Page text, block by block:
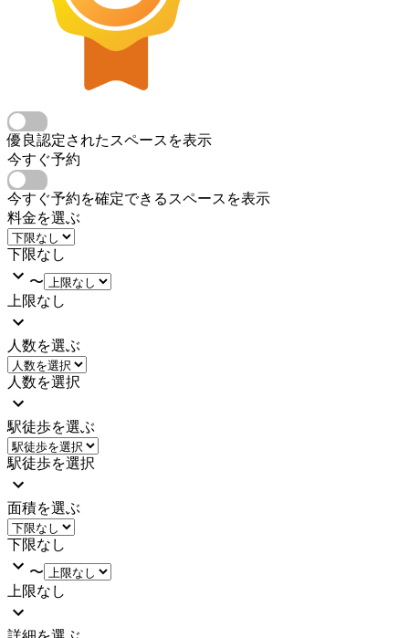
優良認定されたスペースを表示
今すぐ予約
今すぐ予約を確定できるスペースを表示
料金を選ぶ
下限なし
〜
上限なし
人数を選ぶ
人数を選択
駅徒歩を選ぶ
駅徒歩を選択
面積を選ぶ
下限なし
〜
上限なし